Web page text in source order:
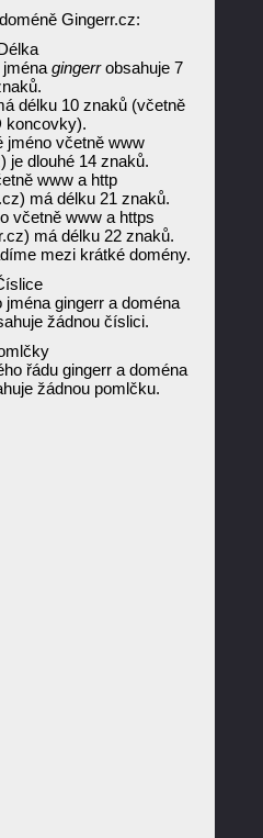
Gingerr.cz:
gingerrobsahuje 7
délku 10 znaků (včetně
koncovky).
jméno včetně www
je dlouhé 14 znaků.
www a http
má délku 21 znaků.
včetně www a https
má délku 22 znaků.
mezi krátké domény.
gingerr a doména
žádnou číslici.
řádu gingerr a doména
žádnou pomlčku.